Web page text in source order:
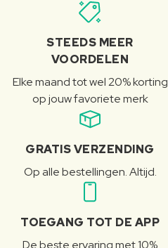
STEEDS MEER
VOORDELEN
Elke maand tot wel 20% korting
op jouw favoriete merk
GRATIS VERZENDING
Op alle bestellingen. Altijd.
TOEGANG TOT DE APP
De beste ervaring met 10%